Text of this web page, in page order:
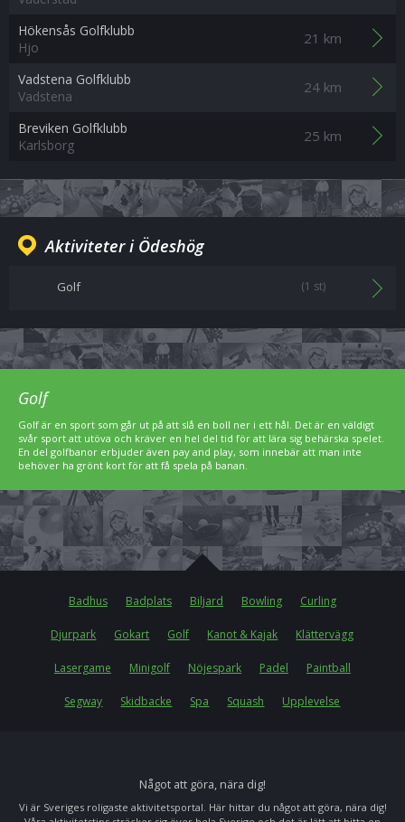
Hökensås Golfklubb
Hjo
21 km
Vadstena Golfklubb
Vadstena
24 km
Breviken Golfklubb
Karlsborg
25 km
Aktiviteter i Ödeshög
Golf (1 st)
Golf
Golf är en sport som går ut på att slå en boll ner i ett hål. Det är en väldigt
svår sport att utöva och kräver en hel del tid för att lära sig behärska spelet.
En del golfbanor erbjuder även pay and play, som innebär att man inte
behöver ha grönt kort för att få spela på banan.
Badhus Badplats Biljard Bowling Curling
Djurpark Gokart Golf Kanot & Kajak Klättervägg
Lasergame Minigolf Nöjespark Padel Paintball
Segway Skidbacke Spa Squash Upplevelse
Något att göra, nära dig!
Vi är Sveriges roligaste aktivitetsportal. Här hittar du något att göra, nära dig!